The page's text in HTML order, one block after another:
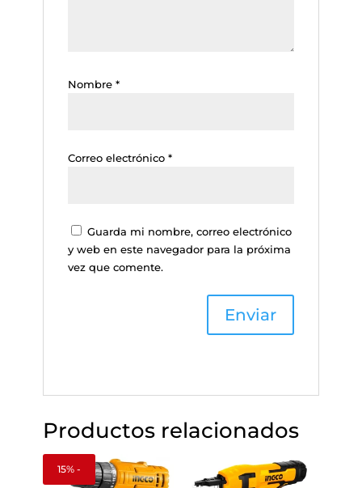
Nombre *
Correo electrónico *
Guarda mi nombre, correo electrónico
y web en este navegador para la próxima
vez que comente.
Productos relacionados
15% -